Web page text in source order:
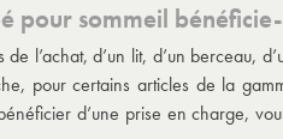
pour sommeil
l’achat, d’un lit, d’un berceau,
pour certains articles de la
d’une prise en charge,